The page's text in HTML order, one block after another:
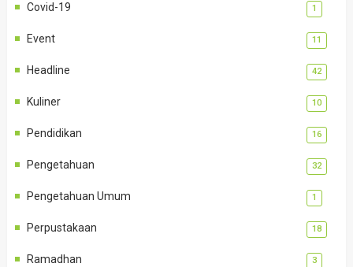
Covid-19 1
Event 11
Headline 42
Kuliner 10
Pendidikan 16
Pengetahuan 32
Pengetahuan Umum 1
Perpustakaan 18
Ramadhan 3